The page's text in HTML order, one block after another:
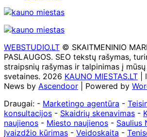
WEBSTUDIO.LT © SKAITMENINIO
PASLAUGOS. SEO tekstų rašymas,
straipsnių rašymas ir talpinimas į
svetaines. 2026 KAUNO MIESTAS.LT |
News by Ascendoor | Powered by
Draugai: - Marketingo agentūra -
konsultacijos - Skaidrių skenavimas -
naujienos - Miesto naujienos - Saulius
Įvaizdžio kūrimas - Veidoskaita -